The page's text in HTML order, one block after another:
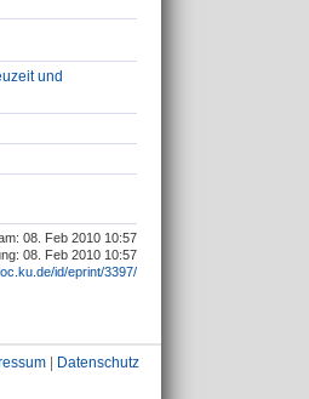
und
08. Feb 2010 10:57
08. Feb 2010 10:57
id/eprint/3397/
Datenschutz